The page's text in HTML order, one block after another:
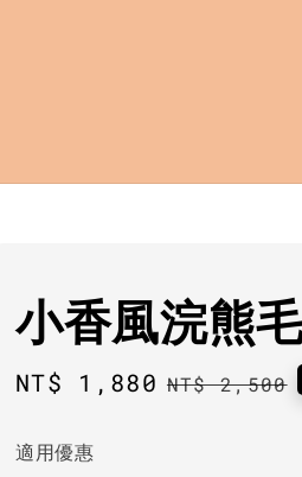
小香風浣熊
Sale
NT$ 1,880 Regular
NT$ 2,500
適用優惠